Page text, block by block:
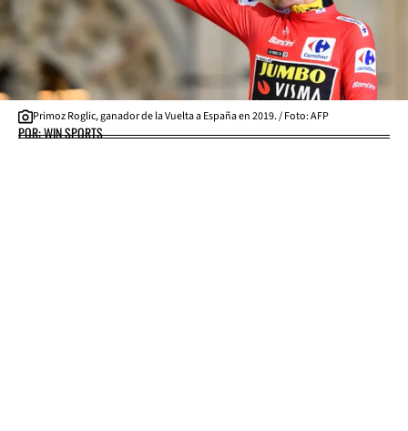
Primoz Roglic, ganador de la Vuelta a España en 2019. / Foto: AFP
POR: WIN SPORTS